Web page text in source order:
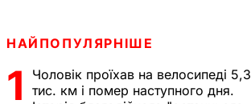
НАЙПОПУЛЯРНІШЕ
1
Чоловік проїхав на велосипеді 5,3
тис. км і помер наступного дня.